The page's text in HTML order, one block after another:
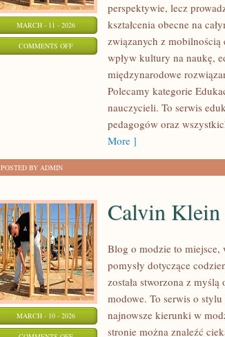
MARCH - 11 - 2026
COMMENTS OFFON
NOWOCZESNE
NAUCZANIA
perspektywie, lecz
kształcenia obecne na
związanych z
wpływ kultury na naukę,
międzynarodowe
Polecamy kategorie
nauczycieli. To serwis
pedagogów oraz
More ]
POSTED BY ADMIN
MARCH - 10 - 2026
Calvin Klein
Blog o modzie to miejsce,
pomysły dotyczące
została stworzona z
modowe. To serwis o
najnowsze kierunki w
stronie można znaleźć